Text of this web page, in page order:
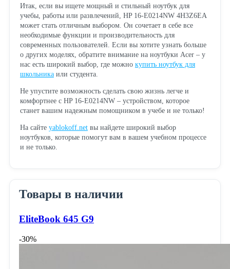
Итак, если вы ищете мощный и стильный ноутбук для
учебы, работы или развлечений, HP 16-E0214NW 4H3Z6EA
может стать отличным выбором. Он сочетает в себе все
необходимые функции и производительность для
современных пользователей. Если вы хотите узнать больше
о других моделях, обратите внимание на ноутбуки Acer – у
нас есть широкий выбор, где можно купить ноутбук для
школьникаили студента.
Не упустите возможность сделать свою жизнь легче и
комфортнее с HP 16-E0214NW – устройством, которое
станет вашим надежным помощником в учебе и не только!
На сайте yablokoff.netвы найдете широкий выбор
ноутбуков, которые помогут вам в вашем учебном процессе
и не только.
Товары в наличии
EliteBook 645 G9
-30%